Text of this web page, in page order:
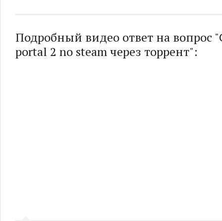
Подробный видео ответ на вопрос
portal 2 no steam через торрент":